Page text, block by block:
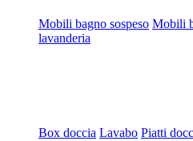
Mobili bagno sospeso Mobili
lavanderia
Box doccia Lavabo Piatti